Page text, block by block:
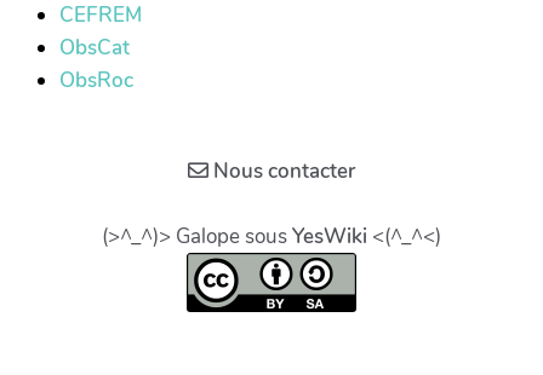
CEFREM
ObsCat
ObsRoc
Nous contacter
(>^_^)> Galope sousYesWiki <(^_^<)